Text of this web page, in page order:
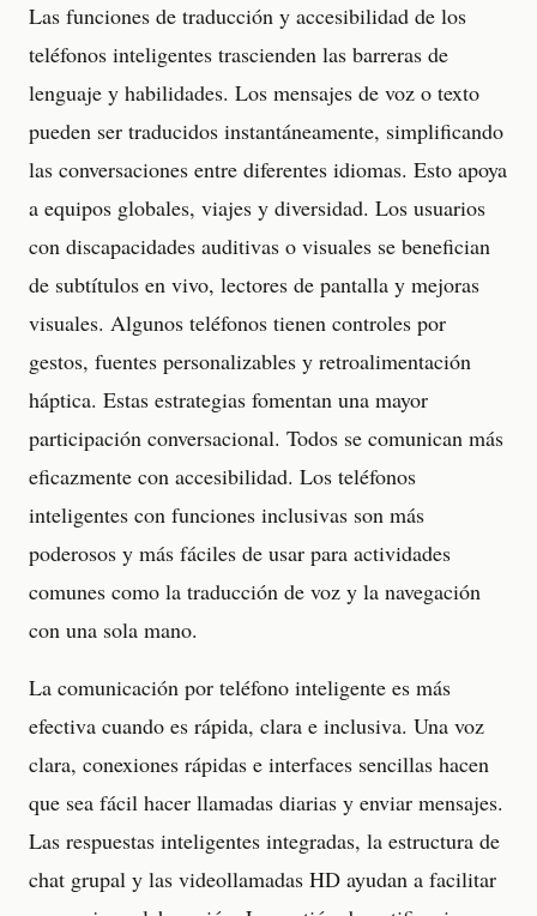
Las funciones de traducción y accesibilidad de los
teléfonos inteligentes trascienden las barreras de
lenguaje y habilidades. Los mensajes de voz o texto
pueden ser traducidos instantáneamente, simplificando
las conversaciones entre diferentes idiomas. Esto apoya
a equipos globales, viajes y diversidad. Los usuarios
con discapacidades auditivas o visuales se benefician
de subtítulos en vivo, lectores de pantalla y mejoras
visuales. Algunos teléfonos tienen controles por
gestos, fuentes personalizables y retroalimentación
háptica. Estas estrategias fomentan una mayor
participación conversacional. Todos se comunican más
eficazmente con accesibilidad. Los teléfonos
inteligentes con funciones inclusivas son más
poderosos y más fáciles de usar para actividades
comunes como la traducción de voz y la navegación
con una sola mano.
La comunicación por teléfono inteligente es más
efectiva cuando es rápida, clara e inclusiva. Una voz
clara, conexiones rápidas e interfaces sencillas hacen
que sea fácil hacer llamadas diarias y enviar mensajes.
Las respuestas inteligentes integradas, la estructura de
chat grupal y las videollamadas HD ayudan a facilitar